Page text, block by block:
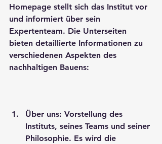
Homepage stellt sich das Institut vor
und informiert über sein
Expertenteam. Die Unterseiten
bieten detaillierte Informationen zu
verschiedenen Aspekten des
nachhaltigen Bauens:
Über uns: Vorstellung des
Instituts, seines Teams und seiner
Philosophie. Es wird die